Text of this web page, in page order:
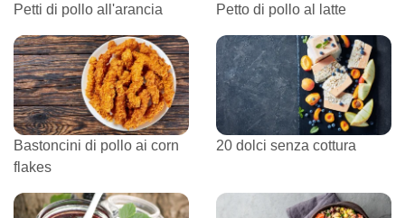
Petti di pollo all'arancia Petto di pollo al latte
Bastoncini di pollo ai corn
flakes
20 dolci senza cottura